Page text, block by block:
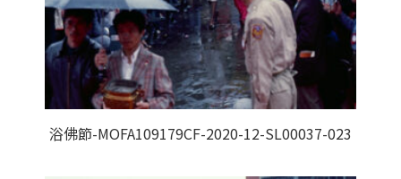
浴佛節-MOFA109179CF-2020-12-SL00037-023